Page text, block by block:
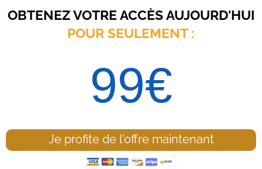
OBTENEZ VOTRE ACCÈS AUJOURD'HUI
POUR SEULEMENT :
99€
Je profite de l'offre maintenant